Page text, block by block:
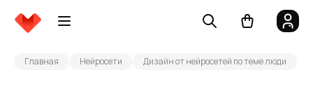
Главная Нейросети Дизайн от нейросетей по теме люди